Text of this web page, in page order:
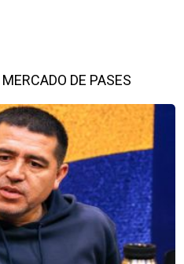
DE PASES